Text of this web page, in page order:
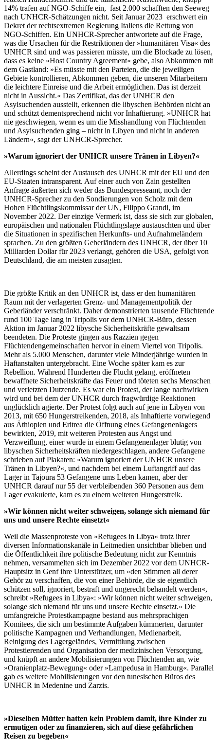
14% trafen auf NGO-Schiffe ein, fast 2.000 schafften den Seeweg
nach UNHCR-Schätzungen nicht. Seit Januar 2023 erschwert ein
Dekret der rechtsextremen Regierung Italiens die Rettung von
NGO-Schiffen. Ein UNHCR-Sprecher antwortete auf die Frage,
was die Ursachen für die Restriktionen der »humanitären Visa« des
UNHCR sind und was passieren müsste, um die Blockade zu lösen,
dass es keine »Host Country Agreement« gebe, also Abkommen mit
dem Gastland: »Es müsste mit den Parteien, die die jeweiligen
Gebiete kontrollieren, Abkommen geben, die unseren Mitarbeitern
die leichtere Einreise und die Arbeit ermöglichen. Das ist derzeit
nicht in Aussicht.« Das Zertifikat, das der UNHCR den
Asylsuchenden ausstellt, erkennen die libyschen Behörden nicht an
und schützt dementsprechend nicht vor Inhaftierung. »UNHCR hat
nie geschwiegen, wenn es um die Misshandlung von Flüchtenden
und Asylsuchenden ging – nicht in Libyen und nicht in anderen
Ländern«, sagt der UNHCR-Sprecher.
»Warum ignoriert der UNHCR unsere Tränen in Libyen?«
Allerdings scheint der Austausch des UNHCR mit der EU und den
EU-Staaten intransparent. Auf einer auch von Zain gestellten
Anfrage äußerten sich weder das Bundespresseamt, noch der
UNHCR-Sprecher zu den Sondierungen von Scholz mit dem
Hohen Flüchtlingskommissar der UN, Filippo Grandi, im
November 2022. Der einzige Vermerk ist, dass sie sich zur globalen,
europäischen und nationalen Flüchtlingslage austauschten und über
die Situationen in spezifischen Herkunfts- und Aufnahmeländern
sprachen. Zu den größten Geberländern des UNHCR, der über 10
Milliarden Dollar für 2023 verlangt, gehören die USA, gefolgt von
Deutschland, die am meisten zusagten.
Die größte Kritik an den UNHCR ist, dass er den humanitären
Raum mit der verlagerten Grenz- und Managementpolitik der
Geberländer verschränkt. Daher demonstrierten tausende Flüchtende
rund 100 Tage lang in Tripolis vor dem UNHCR-Büro, dessen
Aktion im Januar 2022 libysche Sicherheitskräfte gewaltsam
beendeten. Die Proteste gingen aus Razzien gegen
Flüchtendengemeinschaften hervor in einem Viertel von Tripolis.
Mehr als 5.000 Menschen, darunter viele Minderjährige wurden in
Haftanstalten untergebracht. Eine Woche später kam es zur
Rebellion. Während Hunderten die Flucht gelang, eröffneten
bewaffnete Sicherheitskräfte das Feuer und töteten sechs Menschen
und verletzten Dutzende. Es war ein Protest, der lange nachwirken
wird und bei dem der UNHCR durch fragwürdige Reaktionen
unglücklich agierte. Der Protest folgt auch auf jene in Libyen von
2013, mit 650 Hungerstreikenden, 2018, als Inhaftierte vorwiegend
aus Äthiopien und Eritrea die Öffnung eines Gefangenenlagers
bewirkten, 2019, mit weiteren Protesten aus Angst und
Verzweiflung, einer wurde in einem Gefangenenlager blutig von
libyschen Sicherheitskräften niedergeschlagen, andere Gefangene
schrieben auf Plakaten: »Warum ignoriert der UNHCR unsere
Tränen in Libyen?«, und nachdem bei einem Luftangriff auf das
Lager in Tajoura 53 Gefangene ums Leben kamen, aber der
UNHCR darauf nur 55 der verbleibenden 360 Personen aus dem
Lager evakuierte, kam es zu einem weiteren Hungerstreik.
»Wir können nicht weiter schweigen, solange sich niemand für
uns und unsere Rechte einsetzt«
Weil die Massenproteste von »Refugees in Libya« trotz ihrer
diversen Informationskanäle in Leitmedien unsichtbar blieben und
die Öffentlichkeit ihre politische Bedeutung nicht zur Kenntnis
nehmen, versammelten sich im Dezember 2022 vor dem UNHCR-
Hauptsitz in Genf ihre Unterstützer, um »den Stimmen all derer
Gehör zu verschaffen, die von einer Behörde, die sie eigentlich
schützen soll, ignoriert, bestraft und ungerecht behandelt werden«,
schreibt »Refugees in Libya«: »Wir können nicht weiter schweigen,
solange sich niemand für uns und unsere Rechte einsetzt.« Die
umfangreiche Protestkampagne bestand aus mehrsprachigen
Komitees, die sich um bestimmte Aufgaben kümmerten, darunter
politische Kampagnen und Verhandlungen, Medienarbeit,
Reinigung des Lagergeländes, Vermittlung zwischen
Protestierenden und Organisation der medizinischen Versorgung,
und knüpft an andere Mobilisierungen von Flüchtenden an, wie
»Oranienplatz-Bewegung« oder »Lampedusa in Hamburg«. Parallel
gab es weitere Mobilisierungen vor den tunesischen Büros des
UNHCR in Medenine und Zarzis.
»Dieselben Mütter hatten kein Problem damit, ihre Kinder zu
ermutigen oder zu finanzieren, sich auf diese gefährlichen
Reisen zu begeben«